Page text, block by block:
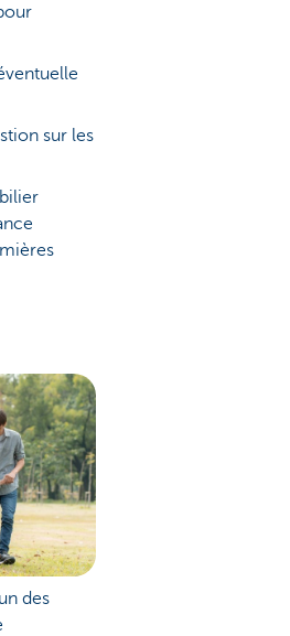
sur les
des